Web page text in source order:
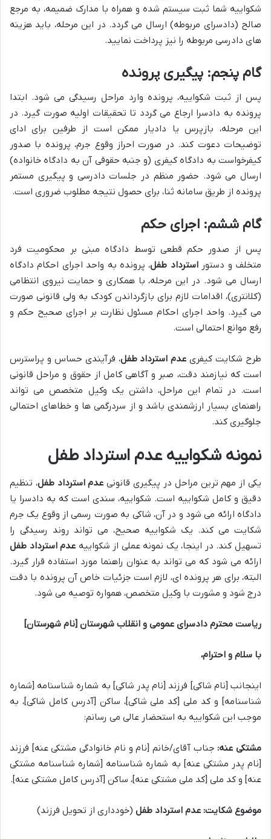
شکواییه شما ثبت سیستم شده و همراه با مدارک ضمیمه، به مرجع
صالح (دادسرای مربوطه) ارسال می گردد. در این مرحله، باید هزینه
های دادرسی مربوطه را نیز پرداخت نمایید.
گام پنجم: پیگیری پرونده
پس از ثبت شکواییه، پرونده وارد مراحل رسیدگی می شود. ابتدا
پرونده به دادسرا ارجاع می گردد تا تحقیقات اولیه صورت گیرد. در
این مرحله، بازپرس یا دادیار ممکن است از طرفین برای ادای
توضیحات دعوت کند. در صورت احراز وقوع جرم، پرونده با صدور
کیفرخواست به دادگاه کیفری (و جنبه حقوقی آن به دادگاه خانواده)
ارسال می شود. حضور منظم در جلسات دادرسی و پیگیری مستمر
پرونده از طریق سامانه ثنا، برای حصول نتیجه مطلوب ضروری است.
گام ششم: اجرای حکم
پس از صدور حکم قطعی توسط دادگاه مبنی بر محکومیت فرد
متخلف و دستوراسترداد طفل، پرونده به واحد اجرای احکام دادگاه
ارسال می شود. در این مرحله، با همکاری و حمایت نیروی انتظامی
(کلانتری)، اقدامات لازم برای بازگرداندن کودک به ولی قانونی صورت
می گیرد. واحد اجرای احکام مسئول نظارت بر اجرای صحیح حکم و
رفع موانع احتمالی است.
طرح شکایت کیفری عدم استرداد طفل، فرآیندی حساس و پراسترس
است که نیازمند دقت، صبر و آگاهی کامل از حقوق و مراحل قانونی
است. در تمام این مراحل، داشتن یک وکیل متخصص می تواند
راهنمای بسیار ارزشمندی باشد و از سردرگمی ها و خطاهای احتمالی
جلوگیری کند.
نمونه شکواییه عدم استرداد طفل
یکی از مهم ترین مراحل در پیگیری قانونی عدم استرداد طفل، تنظیم
دقیق و کامل شکواییه است. شکواییه، سندی است که به دادسرا یا
دادگاه ارائه می شود و در آن، شاکی به صورت رسمی از وقوع یک جرم
شکایت می کند. یک شکواییه صحیح، می تواند روند رسیدگی را
تسهیل کند. در اینجا، یک نمونه عملی از شکواییه عدم استرداد طفل
ارائه می شود که می تواند به عنوان راهنما مورد استفاده قرار گیرد.
البته، برای هر پرونده ای، لازم است جزئیات خاص آن پرونده با دقت
درج شود و مشورت با وکیل متخصص، همواره توصیه می شود.
ریاست محترم دادسرای عمومی و انقلاب شهرستان [نام شهرستان]
با سلام و احترام،
اینجانب [نام شاکی] فرزند [نام پدر شاکی] به شماره شناسنامه [شماره
شناسنامه] و کد ملی [کد ملی شاکی]، ساکن [آدرس کامل شاکی]، به
موجب این شکواییه به استحضار عالی می رسانم:
مشتکی عنه:جناب آقای/خانم [نام و نام خانوادگی مشتکی عنه] فرزند
[نام پدر مشتکی عنه] به شماره شناسنامه [شماره شناسنامه مشتکی
عنه] و کد ملی [کد ملی مشتکی عنه]، ساکن [آدرس کامل مشتکی عنه].
موضوع شکایت: عدم استرداد طفل (خودداری از تحویل فرزند)